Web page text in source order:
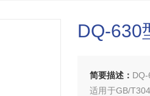
DQ-630
简要描述：
适用于GB/